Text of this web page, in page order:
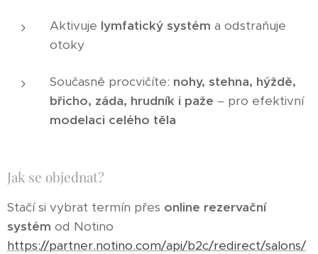
Aktivuje lymfatický systém a odstraňuje
otoky
Současně procvičíte: nohy, stehna, hýždě,
břicho, záda, hrudník i paže – pro efektivní
modelaci celého těla
Jak se objednat?
Stačí si vybrat termín přes online rezervační
systém od Notino
https://partner.notino.com/api/b2c/redirect/salons/